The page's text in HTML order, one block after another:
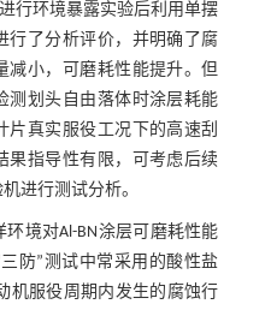
行环境暴露实验后利用单摆
行了分析评价，并明确了腐
减小，可磨耗性能提升。但
测划头自由落体时涂层耗能
片真实服役工况下的高速刮
果指导性有限，可考虑后续
进行测试分析。
境对Al-BN涂层可磨耗性能
防”测试中常采用的酸性盐
机服役周期内发生的腐蚀行